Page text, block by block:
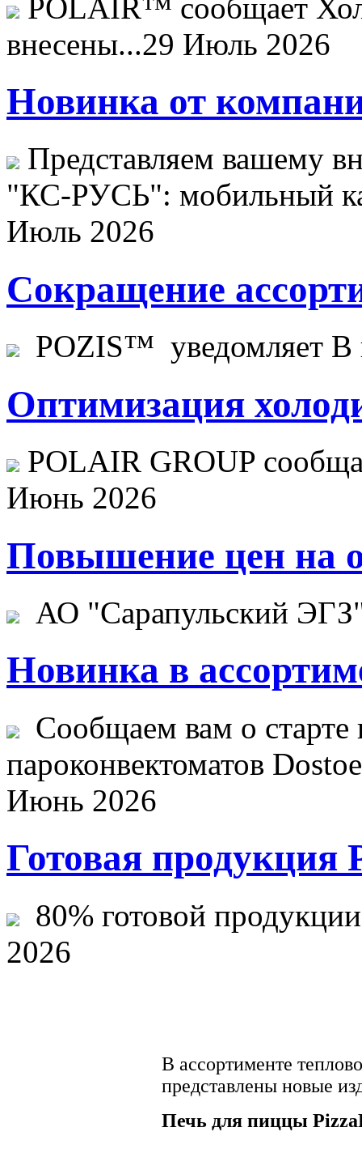
POLAIR™ сообщает
внесены...29 Июль 2026
Новинка от
Представляем вашему
"КС-РУСЬ": мобильный
Июль 2026
Сокращение
POZIS™ уведомляет В
Оптимизация
POLAIR GROUP
Июнь 2026
Повышение цен на
АО "Сарапульский
Новинка в
Сообщаем вам о старте
пароконвектоматов
Июнь 2026
Готовая продукция
80% готовой
2026
В ассортименте
представлены новые
Печь для пиццы